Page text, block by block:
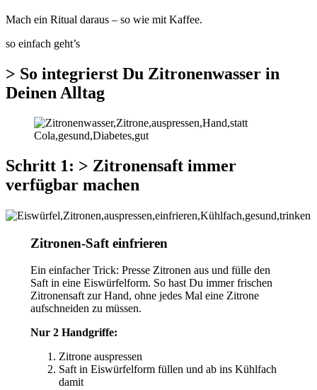
Mach ein Ritual daraus – so wie mit Kaffee.
so einfach geht’s
> So integrierst Du Zitronenwasser in
Deinen Alltag
Schritt 1: > Zitronensaft immer
verfügbar machen
Zitronen-Saft einfrieren
Ein einfacher Trick: Presse Zitronen aus und fülle den
Saft in eine Eiswürfelform. So hast Du immer frischen
Zitronensaft zur Hand, ohne jedes Mal eine Zitrone
aufschneiden zu müssen.
Nur 2 Handgriffe:
Zitrone auspressen
Saft in Eiswürfelform füllen und ab ins Kühlfach
damit